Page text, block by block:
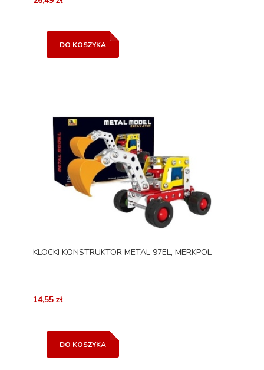
DO KOSZYKA
KLOCKI KONSTRUKTOR METAL 97EL, MERKPOL
14,55 zł
DO KOSZYKA